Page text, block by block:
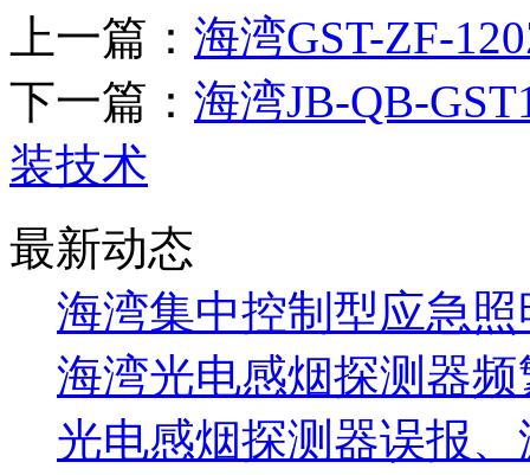
上一篇： 海湾GST-ZF-
下一篇： 海湾JB-QB-
装技术
最新动态
海湾集中控制型应急照
海湾光电感烟探测器
光电感烟探测器误报